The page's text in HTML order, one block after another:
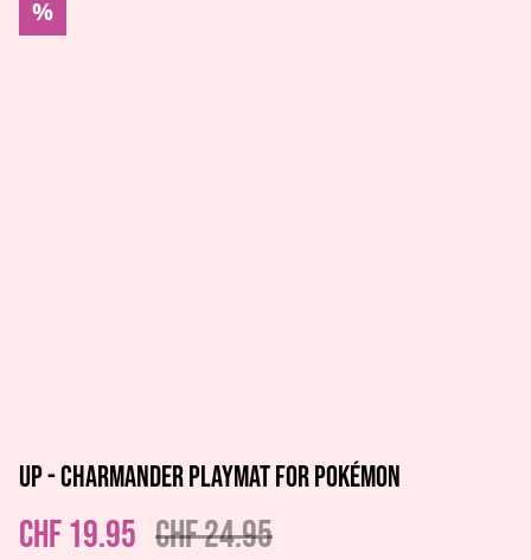
%
UP - Charmander Playmat for Pokémon
CHF 19.95 CHF 24.95